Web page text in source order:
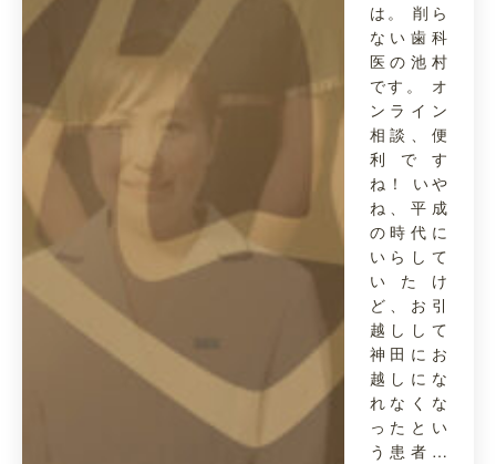
は。 削ら
ない歯科
医の池村
です。 オ
ンライン
相談、便
利です
ね！ いや
ね、平成
の時代に
いらして
いたけ
ど、お引
越しして
神田にお
越しにな
れなくな
ったとい
う患者…